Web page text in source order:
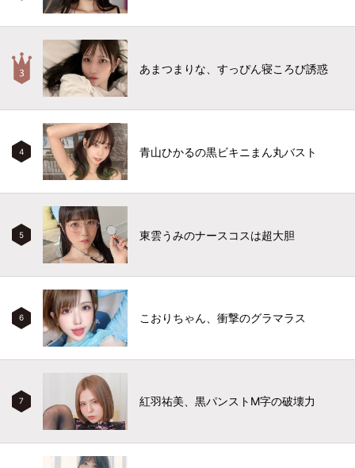
あまつまりな、すっぴん寝ころび誘惑
4 青山ひかるの黒ビキニまん丸バスト
5 東雲うみのナースコスは超大胆
6 こおりちゃん、衝撃のグラマラス
7 紅羽祐美、黒パンストM字の破壊力